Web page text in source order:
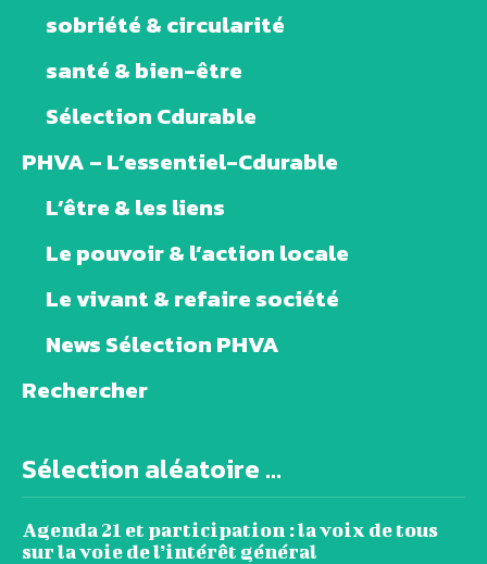
sobriété & circularité
santé & bien-être
Sélection Cdurable
PHVA – L’essentiel-Cdurable
L’être & les liens
Le pouvoir & l’action locale
Le vivant & refaire société
News Sélection PHVA
Rechercher
Sélection aléatoire ...
Agenda 21 et participation : la voix de tous
sur la voie de l’intérêt général